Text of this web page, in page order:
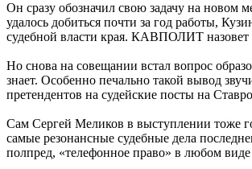
Он сразу обозначил свою задачу на новом
удалось добиться почти за год работы,
судебной власти края. КАВПОЛИТ
Но снова на совещании встал вопрос
знает. Особенно печально такой вывод
претендентов на судейские посты на
Сам Сергей Меликов в выступлении тоже
самые резонансные судебные дела
полпред, «телефонное право» в любом